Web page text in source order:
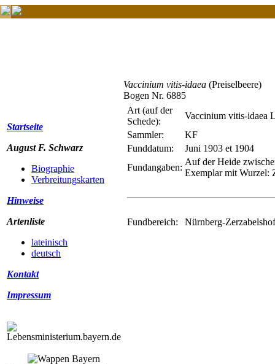
Startseite
August F. Schwarz
Biographie
Verbreitungskarten
Hinweise
Artenliste
lateinisch
deutsch
Kontakt
Impressum
Vaccinium vitis-idaea (Preiselbeere)
Bogen Nr. 6885
Art (auf der
Schede):
Vaccinium vitis-idaea
Sammler:
KF
Funddatum:
Juni 1903 et 1904
Fundangaben:
Auf der Heide
Exemplar mit Wurzel:
Fundbereich: Nürnberg-